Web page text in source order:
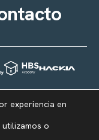
experiencia en
o